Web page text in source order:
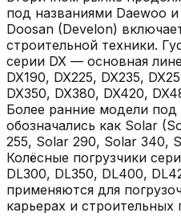
под названиями Daewoo
Doosan (Develon)
строительной техники.
серии DX — основная
DX190, DX225, DX235,
DX350, DX380, DX420,
Более ранние модели
обозначались как Solar
255, Solar 290, Solar 340,
Колёсные погрузчики
DL300, DL350, DL400,
применяются для
карьерах и